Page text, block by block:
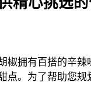
拥有百搭的辛
。为了帮助您规